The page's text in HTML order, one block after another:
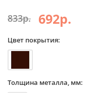
833р. 692р.
Цвет покрытия:
Толщина металла, мм: